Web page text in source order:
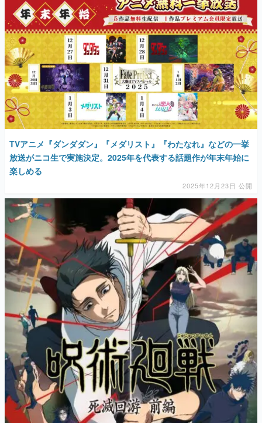
TVアニメ『ダンダダン』『メダリスト』『わたなれ』などの一挙
放送がニコ生で実施決定。2025年を代表する話題作が年末年始に
楽しめる
2025年12月23日 公開